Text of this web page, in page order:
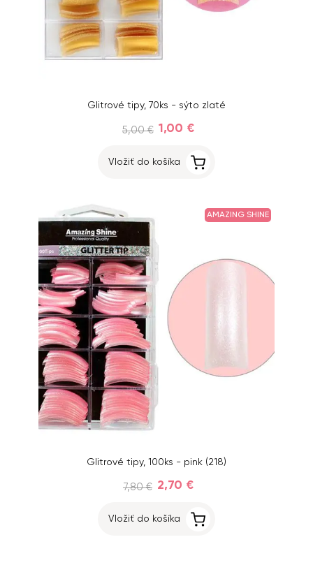
Glitrové tipy, 70ks - sýto zlaté
5,00 € 1,00 €
Vložiť do košíka
AMAZING SHINE
Glitrové tipy, 100ks - pink (218)
7,80 € 2,70 €
Vložiť do košíka